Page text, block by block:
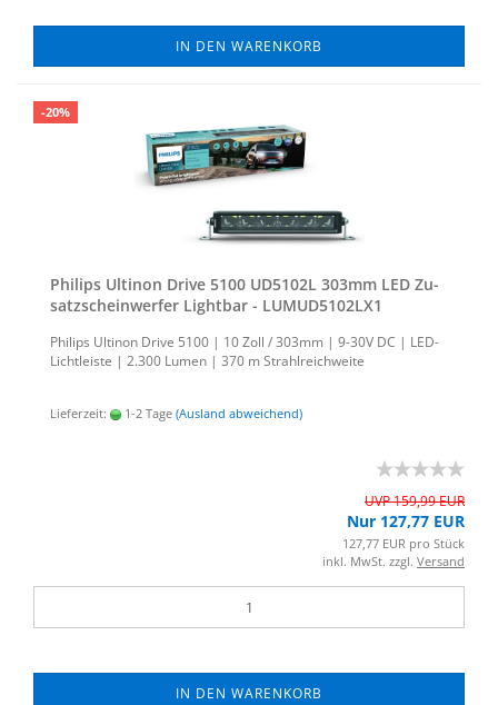
IN DEN WARENKORB
-20%
Phil­ips Ul­ti­non Drive 5100 UD5102L 303mm LED Zu­
satz­schein­wer­fer Light­bar - LUMUD5102LX1
Phil­ips Ul­ti­non Drive 5100 | 10 Zoll / 303mm | 9-30V DC | LED-​
Lichtleiste | 2.300 Lumen | 370 m Strahl­reich­wei­te
Lieferzeit: 1-2 Tage (Ausland abweichend)
UVP 159,99 EUR
Nur 127,77 EUR
127,77 EUR pro Stück
inkl. MwSt. zzgl. Versand
IN DEN WARENKORB